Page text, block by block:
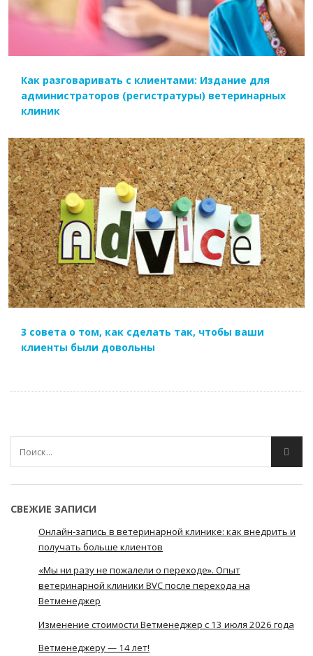
Как разговаривать с клиентами: Издание для
администраторов (регистратуры) ветеринарных
клиник
ЧИТАТЬ ДАЛЕЕ
3 совета о том, как сделать так, чтобы ваши
клиенты были довольны
СВЕЖИЕ ЗАПИСИ
Онлайн-запись в ветеринарной клинике: как внедрить и
получать больше клиентов
«Мы ни разу не пожалели о переходе». Опыт
ветеринарной клиники BVC после перехода на
Ветменеджер
Изменение стоимости Ветменеджер с 13 июля 2026 года
Ветменеджеру — 14 лет!